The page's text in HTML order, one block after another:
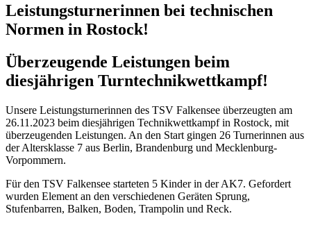
Leistungsturnerinnen bei technischen
Normen in Rostock!
Überzeugende Leistungen beim
diesjährigen Turntechnikwettkampf!
Unsere Leistungsturnerinnen des TSV Falkensee überzeugten am
26.11.2023 beim diesjährigen Technikwettkampf in Rostock, mit
überzeugenden Leistungen. An den Start gingen 26 Turnerinnen aus
der Altersklasse 7 aus Berlin, Brandenburg und Mecklenburg-
Vorpommern.
Für den TSV Falkensee starteten 5 Kinder in der AK7. Gefordert
wurden Element an den verschiedenen Geräten Sprung,
Stufenbarren, Balken, Boden, Trampolin und Reck.